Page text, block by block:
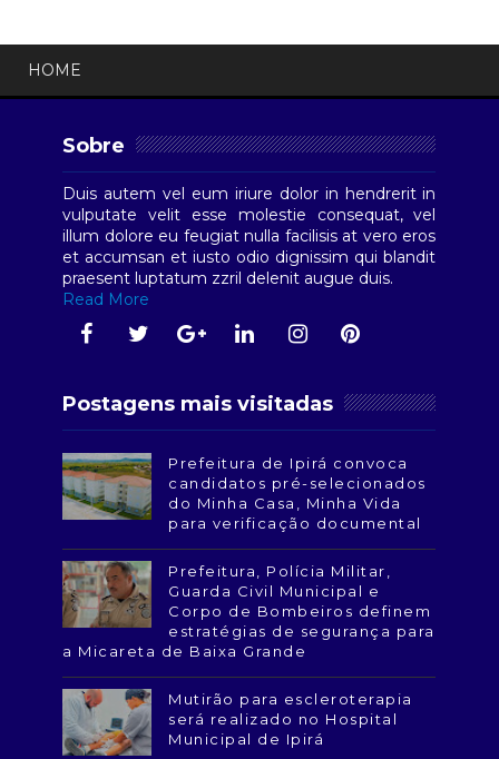
HOME
Sobre
Duis autem vel eum iriure dolor in hendrerit in
vulputate velit esse molestie consequat, vel
illum dolore eu feugiat nulla facilisis at vero eros
et accumsan et iusto odio dignissim qui blandit
praesent luptatum zzril delenit augue duis.
Read More
Postagens mais visitadas
Prefeitura de Ipirá convoca
candidatos pré-selecionados
do Minha Casa, Minha Vida
para verificação documental
Prefeitura, Polícia Militar,
Guarda Civil Municipal e
Corpo de Bombeiros definem
estratégias de segurança para
a Micareta de Baixa Grande
Mutirão para escleroterapia
será realizado no Hospital
Municipal de Ipirá